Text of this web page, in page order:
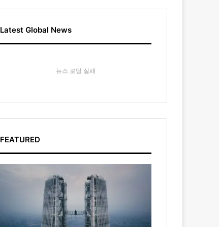
Latest Global News
뉴스 로딩 실패
FEATURED